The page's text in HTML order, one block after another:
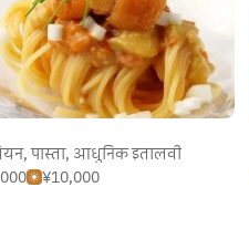
,पास्ता, आधुनिक इतालवी
¥10,000